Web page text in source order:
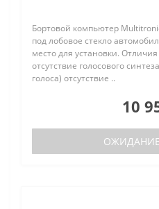
Бортовой компьютер
под лобовое стекло
место для установки.
отсутствие голосового
голоса) отсутствие ..
10